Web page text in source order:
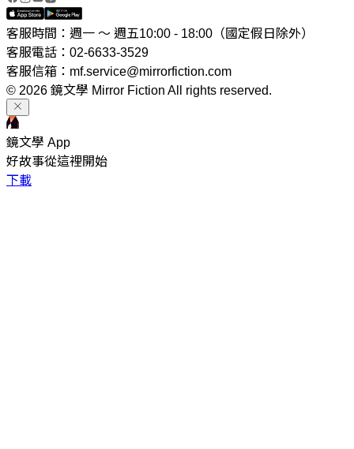
客服時間：週一 ～ 週五10:00 - 18:00（國定假日除外）
客服電話：02-6633-3529
客服信箱：mf.service@mirrorfiction.com
© 2026 鏡文學 Mirror Fiction All rights reserved.
鏡文學 App
好故事從這裡開始
下載